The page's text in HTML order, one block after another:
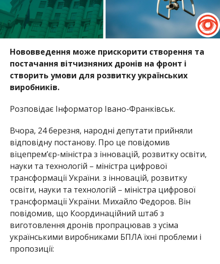
Нововведення може прискорити створення та
постачання вітчизняних дронів на фронт і
створить умови для розвитку українських
виробників.
Розповідає Інформатор Івано-Франківськ.
Вчора, 24 березня, народні депутати прийняли
відповідну постанову. Про це повідомив
віцепрем’єр-міністра з інновацій, розвитку освіти,
науки та технологій – міністра цифрової
трансформації України. з інновацій, розвитку
освіти, науки та технологій – міністра цифрової
трансформації України. Михайло Федоров. Він
повідомив, що Координаційний штаб з
виготовлення дронів пропрацював з усіма
українськими виробниками БПЛА їхні проблеми і
пропозиції: